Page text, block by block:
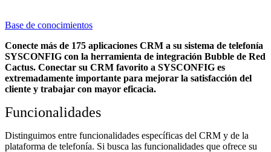
Base de conocimientos
Conecte más de 175 aplicaciones CRM a su sistema de telefonía
SYSCONFIG con la herramienta de integración Bubble de Red
Cactus. Conectar su CRM favorito a SYSCONFIG es
extremadamente importante para mejorar la satisfacción del
cliente y trabajar con mayor eficacia.
Funcionalidades
Distinguimos entre funcionalidades específicas del CRM y de la
plataforma de telefonía. Si busca las funcionalidades que ofrece su